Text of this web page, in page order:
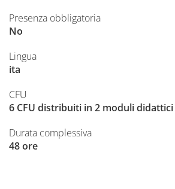
Presenza obbligatoria
No
Lingua
ita
CFU
6 CFU distribuiti in 2 moduli
Durata complessiva
48 ore